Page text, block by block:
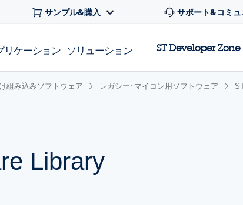
サンプル&購入 サポート&コミュ
リケーション ソリューション ST Developer Zone
組み込みソフトウェア レガシー･マイコン用ソフトウェア
Library